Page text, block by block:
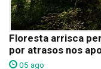
Floresta arrisca
por atrasos nos
05 ago